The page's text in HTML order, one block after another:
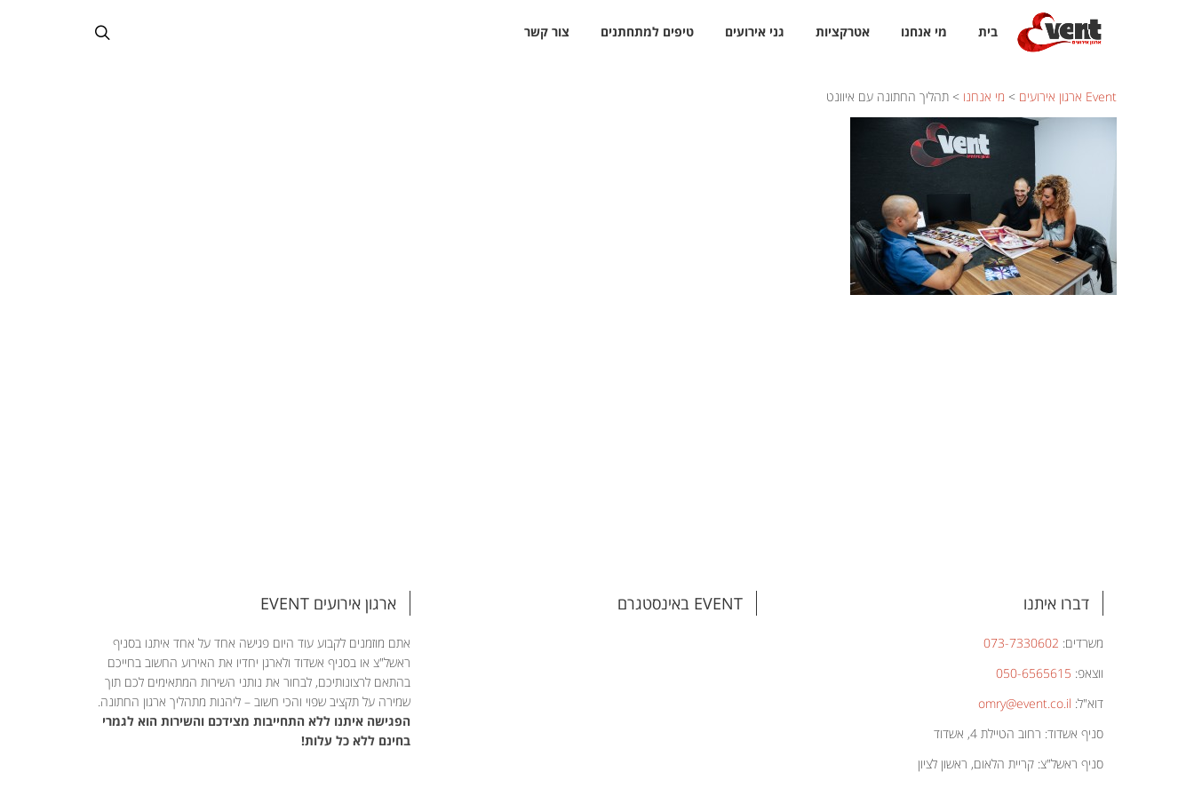
בית מי אנחנו אטרקציות גני אירועים טיפים למתחתנים צור קשר
Event ארגון אירועים > מי אנחנו > תהליך החתונה עם איוונט
דברו איתנו
משרדים: 073-7330602
ווצאפ: 050-6565615
דוא"ל: omry@event.co.il
סניף אשדוד: רחוב הטיילת 4, אשדוד
סניף ראשל"צ: קריית הלאום, ראשון לציון
EVENT באינסטגרם ארגון אירועים EVENT
אתם מוזמנים לקבוע עוד היום פגישה אחד על אחד איתנו בסניף
ראשל"צ או בסניף אשדוד ולארגן יחדיו את האירוע החשוב בחייכם
בהתאם לרצונותיכם, לבחור את נותני השירות המתאימים לכם תוך
שמירה על תקציב שפוי והכי חשוב – ליהנות מתהליך ארגון החתונה.
הפגישה איתנו ללא התחייבות מצידכם והשירות הוא לגמרי
בחינם ללא כל עלות!